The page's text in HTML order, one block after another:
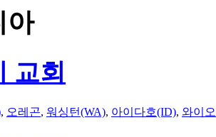
아
교회
, 오레곤, 워싱턴(WA), 아이다호(ID), 와이